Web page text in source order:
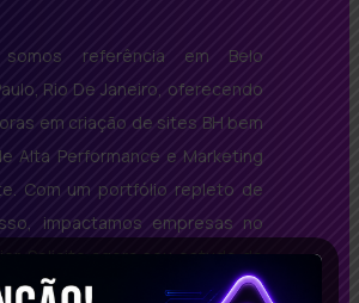
referência em Belo
Rio De Janeiro, oferecendo
em criação de sites BH bem
Alta Performance e Marketing
Com um portfólio repleto de
impactamos empresas no
Solicite agora seu estudo de
e descubra como podemos